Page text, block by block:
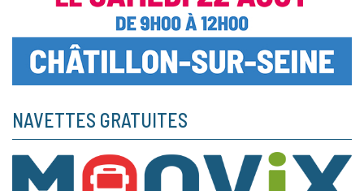
NAVETTES GRATUITES